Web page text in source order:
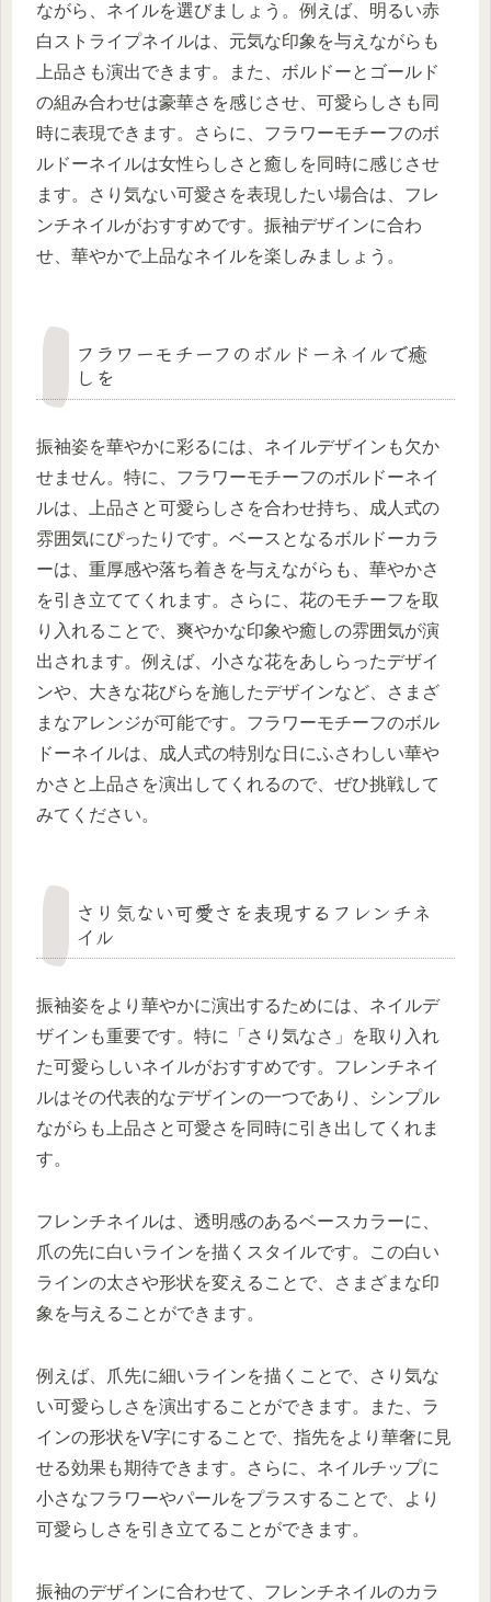
ながら、ネイルを選びましょう。例えば、明るい赤
白ストライプネイルは、元気な印象を与えながらも
上品さも演出できます。また、ボルドーとゴールド
の組み合わせは豪華さを感じさせ、可愛らしさも同
時に表現できます。さらに、フラワーモチーフのボ
ルドーネイルは女性らしさと癒しを同時に感じさせ
ます。さり気ない可愛さを表現したい場合は、フレ
ンチネイルがおすすめです。振袖デザインに合わ
せ、華やかで上品なネイルを楽しみましょう。
フラワーモチーフのボルドーネイルで癒
しを
振袖姿を華やかに彩るには、ネイルデザインも欠か
せません。特に、フラワーモチーフのボルドーネイ
ルは、上品さと可愛らしさを合わせ持ち、成人式の
雰囲気にぴったりです。ベースとなるボルドーカラ
ーは、重厚感や落ち着きを与えながらも、華やかさ
を引き立ててくれます。さらに、花のモチーフを取
り入れることで、爽やかな印象や癒しの雰囲気が演
出されます。例えば、小さな花をあしらったデザイ
ンや、大きな花びらを施したデザインなど、さまざ
まなアレンジが可能です。フラワーモチーフのボル
ドーネイルは、成人式の特別な日にふさわしい華や
かさと上品さを演出してくれるので、ぜひ挑戦して
みてください。
さり気ない可愛さを表現するフレンチネ
イル
振袖姿をより華やかに演出するためには、ネイルデ
ザインも重要です。特に「さり気なさ」を取り入れ
た可愛らしいネイルがおすすめです。フレンチネイ
ルはその代表的なデザインの一つであり、シンプル
ながらも上品さと可愛さを同時に引き出してくれま
す。
フレンチネイルは、透明感のあるベースカラーに、
爪の先に白いラインを描くスタイルです。この白い
ラインの太さや形状を変えることで、さまざまな印
象を与えることができます。
例えば、爪先に細いラインを描くことで、さり気な
い可愛らしさを演出することができます。また、ラ
インの形状をV字にすることで、指先をより華奢に見
せる効果も期待できます。さらに、ネイルチップに
小さなフラワーやパールをプラスすることで、より
可愛らしさを引き立てることができます。
振袖のデザインに合わせて、フレンチネイルのカラ